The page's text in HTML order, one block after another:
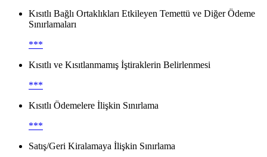
Kısıtlı Bağlı Ortaklıkları Etkileyen Temettü ve Diğer Ödeme
Sınırlamaları
***
Kısıtlı ve Kısıtlanmamış İştiraklerin Belirlenmesi
***
Kısıtlı Ödemelere İlişkin Sınırlama
***
Satış/Geri Kiralamaya İlişkin Sınırlama